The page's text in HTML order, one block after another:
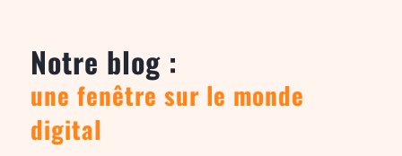
Notre blog :
une fenêtre sur le monde
digital